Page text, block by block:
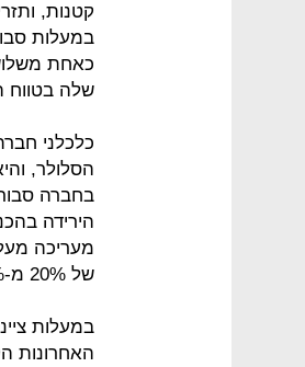
קטנות,
במעלות
כאחת
שלה בטווח
בחברה
של 20% מ-23% ב-2018.
במעלות